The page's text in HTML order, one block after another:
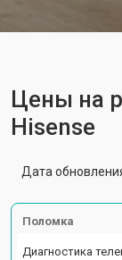
Цены на
Hisense
Дата
Поломка
Диагностика